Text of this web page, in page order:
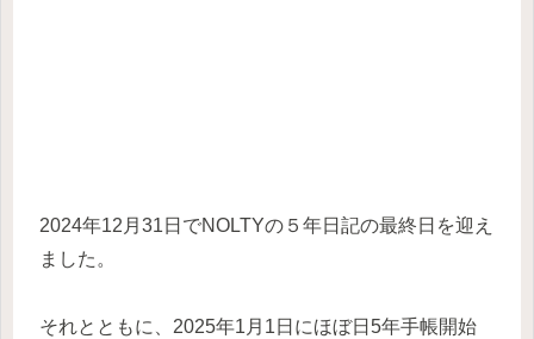
2024年12月31日でNOLTYの５年日記の最終日を迎え
ました。
それとともに、2025年1月1日にほぼ日5年手帳開始